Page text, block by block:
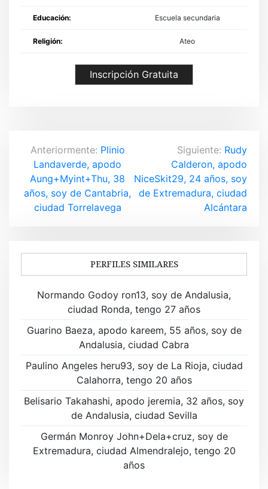
Educación: Escuela secundaria
Religión: Ateo
Inscripción Gratuita
N
a
v
ó
n
e
Anteriormente: Plinio
Landaverde, apodo
Aung+Myint+Thu, 38
años, soy de Cantabria,
ciudad Torrelavega
Siguiente: Rudy
Calderon, apodo
NiceSkit29, 24 años, soy
de Extremadura, ciudad
Alcántara
PERFILES SIMILARES
Normando Godoy ron13, soy de Andalusia,
ciudad Ronda, tengo 27 años
Guarino Baeza, apodo kareem, 55 años, soy de
Andalusia, ciudad Cabra
Paulino Angeles heru93, soy de La Rioja, ciudad
Calahorra, tengo 20 años
Belisario Takahashi, apodo jeremia, 32 años, soy
de Andalusia, ciudad Sevilla
Germán Monroy John+Dela+cruz, soy de
Extremadura, ciudad Almendralejo, tengo 20
años